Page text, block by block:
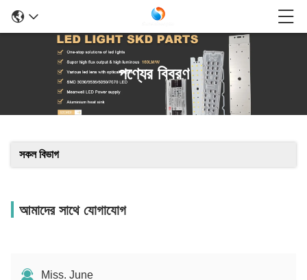
পণ্যের বিবরণ
সকল বিভাগ
আমাদের সাথে যোগাযোগ
Miss. June